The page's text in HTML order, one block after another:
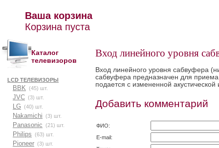
Ваша корзина
Корзина пуста
Каталог
телевизоров
LCD ТЕЛЕВИЗОРЫ
BBK (45) шт.
JVC (3) шт.
LG (40) шт.
Nakamichi (3) шт.
Panasonic (21) шт.
Philips (63) шт.
Pioneer (3) шт.
Вход линейного уровня
Вход линейного уровня сабвуфера (
сабвуфера предназначен для
подается с измененной акустической
Добавить комментарий
ФИО:
E-mail: